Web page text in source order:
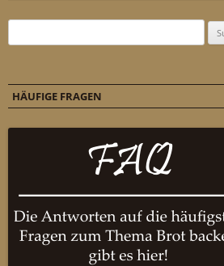
HÄUFIGE FRAGEN